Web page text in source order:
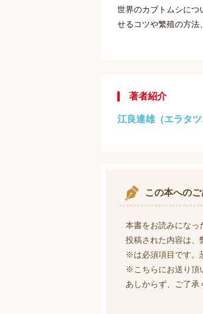
世界のカブトムシにつ
せるコツや繁殖の方法
著者紹介
江良達雄（エラタツ
この本への
本書をお読みになっ
投稿された内容は、
※は必須項目です。
※こちらにお送り頂
あしからず、ご了承